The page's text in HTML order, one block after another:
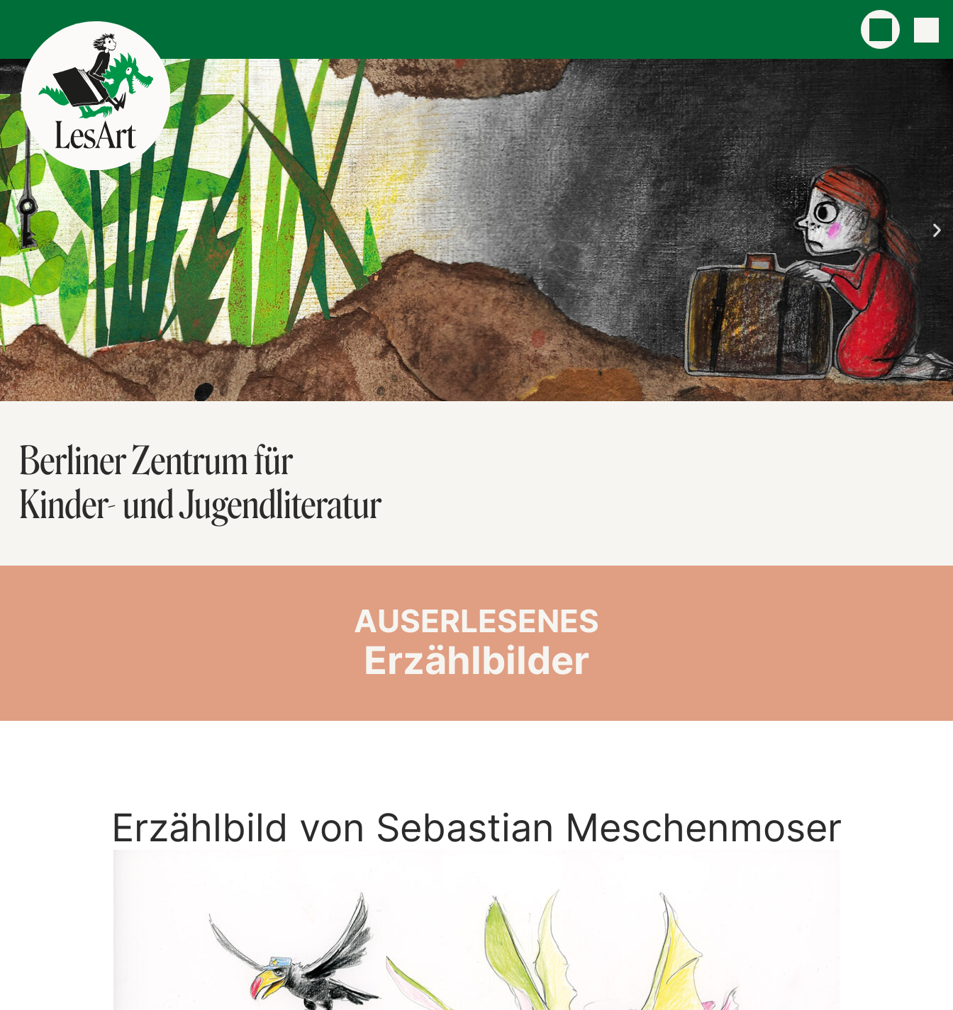
Berliner Zentrum für
Kinder- und Jugendliteratur
AUSERLESENES
Erzählbilder
Erzählbild von Sebastian Meschenmoser